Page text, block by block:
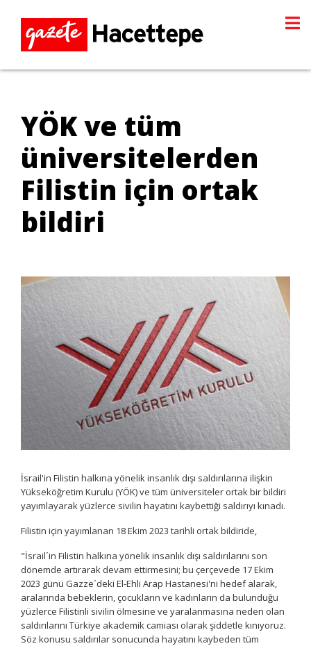
YÖK ve tüm
üniversitelerden
Filistin için ortak
bildiri
İsrail'in Filistin halkına yönelik insanlık dışı saldırılarına ilişkin
Yükseköğretim Kurulu (YÖK) ve tüm üniversiteler ortak bir bildiri
yayımlayarak yüzlerce sivilin hayatını kaybettiği saldırıyı kınadı.
Filistin için yayımlanan 18 Ekim 2023 tarihli ortak bildiride,
"İsrail´in Filistin halkına yönelik insanlık dışı saldırılarını son
dönemde artırarak devam ettirmesini; bu çerçevede 17 Ekim
2023 günü Gazze´deki El-Ehli Arap Hastanesi'ni hedef alarak,
aralarında bebeklerin, çocukların ve kadınların da bulunduğu
yüzlerce Filistinli sivilin ölmesine ve yaralanmasına neden olan
saldırılarını Türkiye akademik camiası olarak şiddetle kınıyoruz.
Söz konusu saldırılar sonucunda hayatını kaybeden tüm